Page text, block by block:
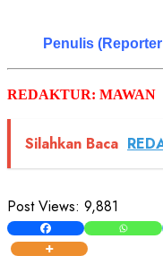
Penulis
REDAKTUR: MAWAN
Silahkan Baca
Post Views: 9,881